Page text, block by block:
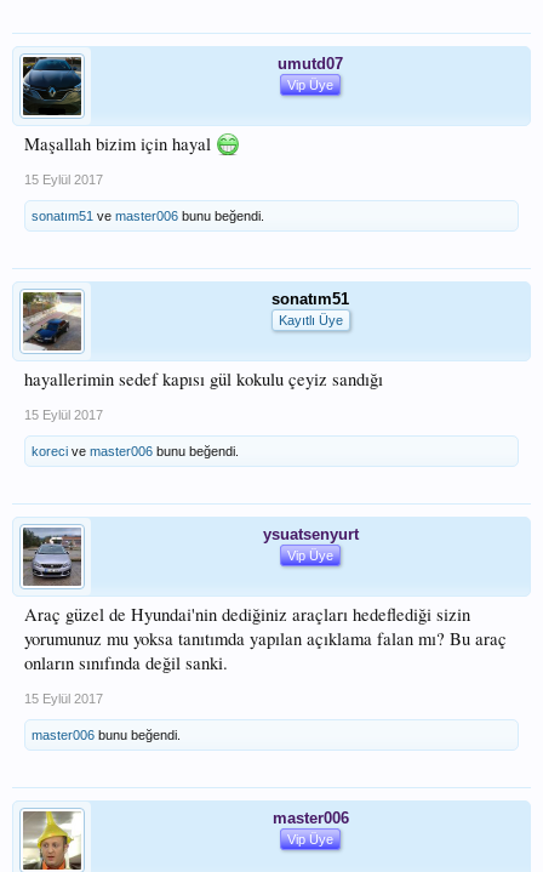
umutd07
Vip Üye
Maşallah bizim için hayal
15 Eylül 2017
sonatım51 ve master006 bunu beğendi.
sonatım51
Kayıtlı Üye
hayallerimin sedef kapısı gül kokulu çeyiz sandığı
15 Eylül 2017
koreci ve master006 bunu beğendi.
ysuatsenyurt
Vip Üye
Araç güzel de Hyundai'nin dediğiniz araçları hedeflediği sizin
yorumunuz mu yoksa tanıtımda yapılan açıklama falan mı? Bu araç
onların sınıfında değil sanki.
15 Eylül 2017
master006 bunu beğendi.
master006
Vip Üye